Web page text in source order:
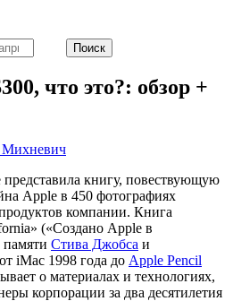
что это?: обзор +
представила книгу, повествующую
Apple в 450 фотографиях
компании. Книга
(«Создано Apple в
Стива Джобса и
iMac 1998 года до Apple Pencil
о материалах и технологиях,
корпорации за два десятилетия